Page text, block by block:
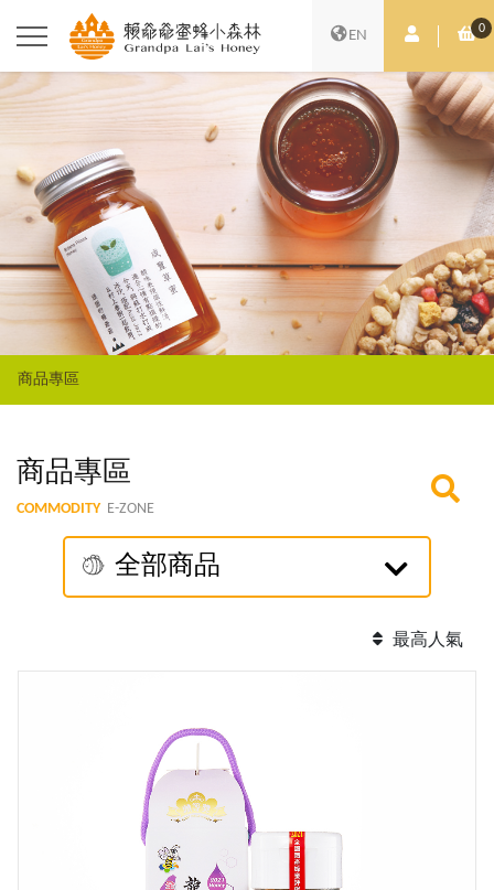
EN 會員中心0
購
商品專區
商品專區
COMMODITY E-ZONE
全部商品
最高人氣